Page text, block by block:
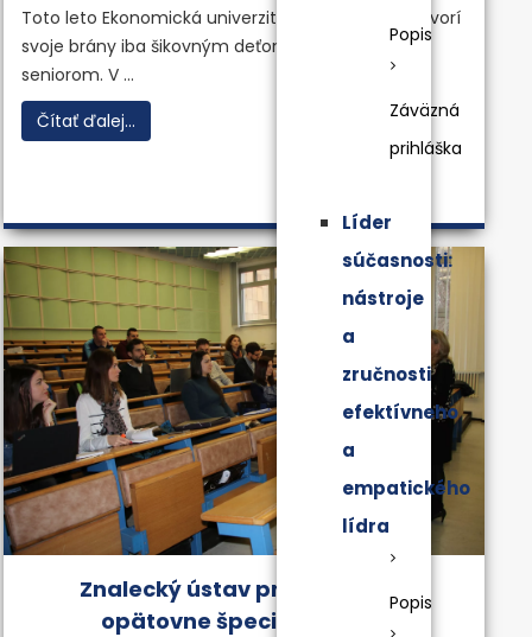
Popis
Záväzná
prihláška
Líder
súčasnosti:
nástroje
a
zručnosti
efektívneho
a
empatického
lídra
Popis
Toto leto Ekonomická univerzita v Bratislave neotvorí
svoje brány iba šikovným deťom, ale aj aktívnym
seniorom. V ...
Čítať ďalej...
Znalecký ústav pri BBS otvoril
opätovne špecializované